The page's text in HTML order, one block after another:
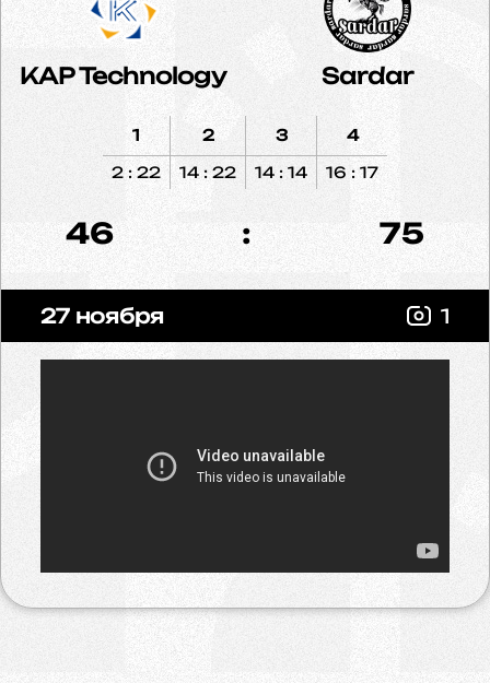
KAP Technology Sardar
1
2 : 22
2
14 : 22
3
14 : 14
4
16 : 17
46 : 75
27 ноября 1